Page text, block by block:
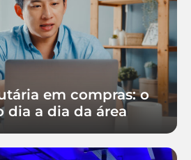
em compras: o
dia a dia da área